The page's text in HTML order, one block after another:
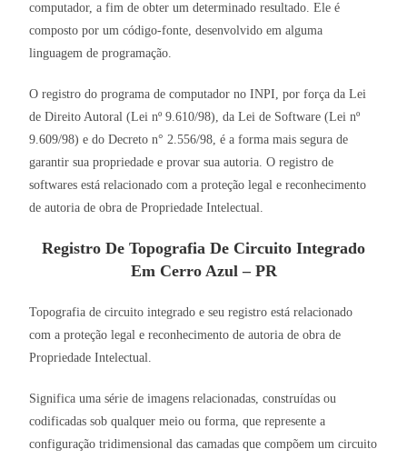
computador, a fim de obter um determinado resultado. Ele é
composto por um código-fonte, desenvolvido em alguma
linguagem de programação.
O registro do programa de computador no INPI, por força da Lei
de Direito Autoral (Lei nº 9.610/98), da Lei de Software (Lei nº
9.609/98) e do Decreto n° 2.556/98, é a forma mais segura de
garantir sua propriedade e provar sua autoria. O registro de
softwares está relacionado com a proteção legal e reconhecimento
de autoria de obra de Propriedade Intelectual.
Registro De Topografia De Circuito Integrado
Em Cerro Azul – PR
Topografia de circuito integrado e seu registro está relacionado
com a proteção legal e reconhecimento de autoria de obra de
Propriedade Intelectual.
Significa uma série de imagens relacionadas, construídas ou
codificadas sob qualquer meio ou forma, que represente a
configuração tridimensional das camadas que compõem um circuito